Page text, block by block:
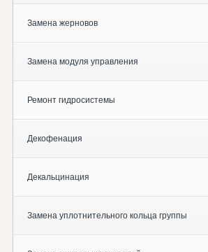
Замена жерновов
Замена модуля управления
Ремонт гидросистемы
Декофенация
Декальцинация
Замена уплотнительного кольца группы